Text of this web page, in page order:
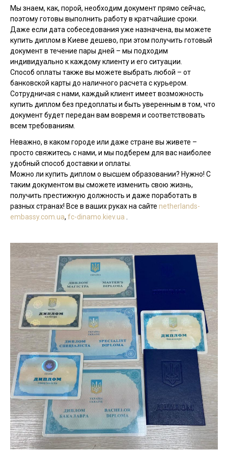
Мы знаем, как, порой, необходим документ прямо сейчас,
поэтому готовы выполнить работу в кратчайшие сроки.
Даже если дата собеседования уже назначена, вы можете
купить диплом в Киеве дешево, при этом получить готовый
документ в течение пары дней – мы подходим
индивидуально к каждому клиенту и его ситуации.
Способ оплаты также вы можете выбрать любой – от
банковской карты до наличного расчета с курьером.
Сотрудничая с нами, каждый клиент имеет возможность
купить диплом без предоплаты и быть уверенным в том, что
документ будет передан вам вовремя и соответствовать
всем требованиям.
Неважно, в каком городе или даже стране вы живете –
просто свяжитесь с нами, и мы подберем для вас наиболее
удобный способ доставки и оплаты.
Можно ли купить диплом о высшем образовании? Нужно! С
таким документом вы сможете изменить свою жизнь,
получить престижную должность и даже поработать в
разных странах! Все в ваших руках на сайте netherlands-
embassy.com.ua, fc-dinamo.kiev.ua